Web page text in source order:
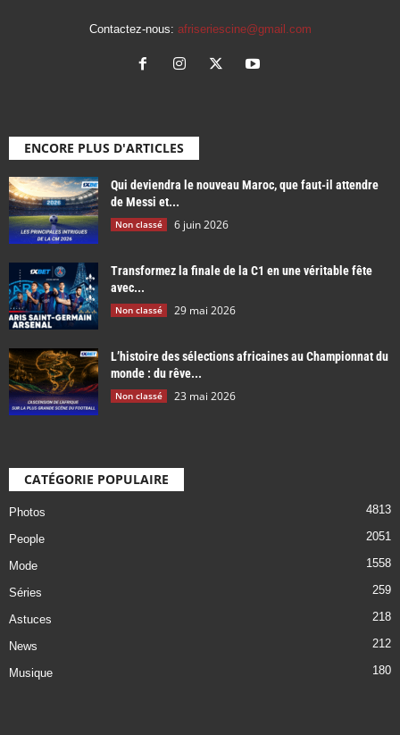
Contactez-nous: afriseriescine@gmail.com
ENCORE PLUS D'ARTICLES
Qui deviendra le nouveau Maroc, que faut-il attendre
de Messi et...
Non classé 6 juin 2026
Transformez la finale de la C1 en une véritable fête
avec...
Non classé 29 mai 2026
L’histoire des sélections africaines au Championnat du
monde : du rêve...
Non classé 23 mai 2026
CATÉGORIE POPULAIRE
Photos 4813
People 2051
Mode 1558
Séries 259
Astuces 218
News 212
Musique 180